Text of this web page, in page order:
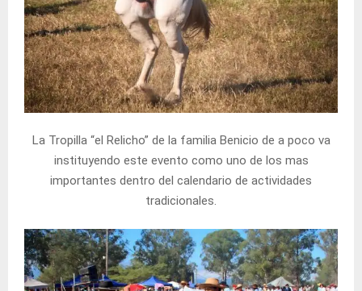
La Tropilla “el Relicho” de la familia Benicio de a poco va
instituyendo este evento como uno de los mas
importantes dentro del calendario de actividades
tradicionales.